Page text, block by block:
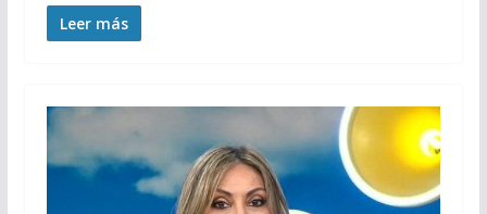
Leer más